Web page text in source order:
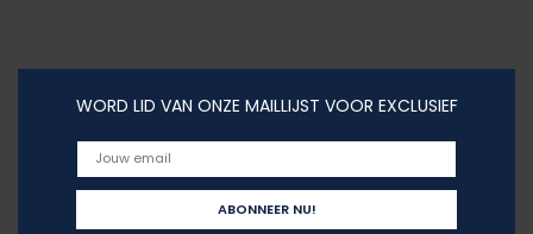
WORD LID VAN ONZE MAILLIJST VOOR EXCLUSIEF